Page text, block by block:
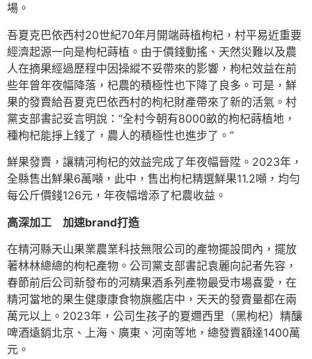
場。
吾夏克巴依西村20世紀70年月開端蒔植枸杞，村平易近重要
經濟起源一向是枸杞蒔植。由于價錢動搖、天然災難以及農
人在摘果經過歷程中因操縱不妥帶來的影響，枸杞效益在前
些年曾年夜幅降落，杞農的積極性也下降了良多。可是，鮮
果的發賣給吾夏克巴依西村的枸杞財產帶來了新的活氣。村
黨支部書記妥言明說：“全村今朝有8000畝的枸杞蒔植地，
種枸杞能掙上錢了，農人的積極性也進步了。”
鮮果發賣，讓精河枸杞的效益完成了年夜幅晉陞。2023年，
全縣售出鮮果6萬噸，此中，售出枸杞精選鮮果11.2噸，均勻
每公斤價錢126元，年夜幅增添了杞農收益。
高深加工 加速brand打造
在精河縣天山果業農業科技無限公司的產物擺設間內，擺放
著林林總總的枸杞產物。公司黨支部書記袁麗向記者先容，
春節前后公司新發布的河精果酒系列產物最受市場喜愛，在
精河當地的果生健康康食物旗艦店中，天天的發賣量都在兩
萬元以上。2023年，公司生孩子的夏邇西里（黑枸杞）精釀
啤酒遠銷北京、上海、廣東、河南等地，總發賣額達1400萬
元。